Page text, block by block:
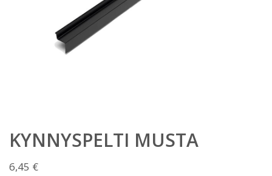
KYNNYSPELTI MUSTA
6,45 €